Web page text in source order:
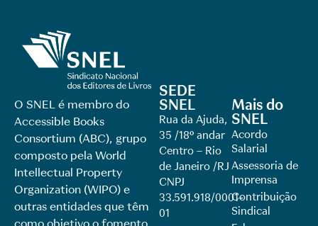
O SNEL é membro do
Accessible Books
Consortium (ABC), grupo
composto pela World
Intellectual Property
Organization (WIPO) e
outras entidades que têm
como objetivo o fomento
SEDE
SNEL
Rua da Ajuda,
35 /18º andar
Centro – Rio
de Janeiro /RJ
CNPJ
33.591.918/0001-
01
Mais do
SNEL
Acordo
Salarial
Assessoria de
Imprensa
Contribuição
Sindical